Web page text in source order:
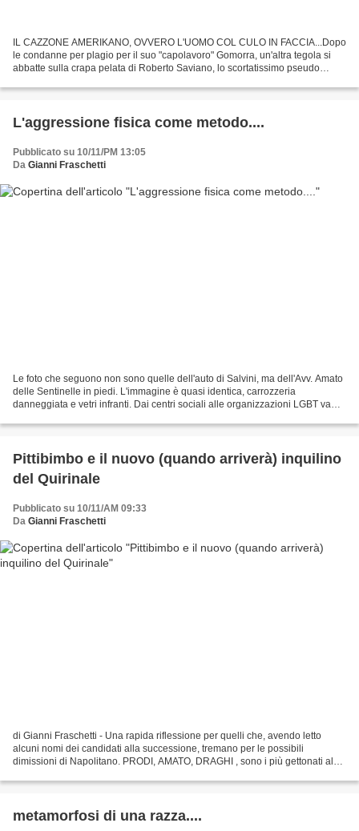
IL CAZZONE AMERIKANO, OVVERO L'UOMO COL CULO IN FACCIA...Dopo
le condanne per plagio per il suo "capolavoro" Gomorra, un'altra tegola si
abbatte sulla crapa pelata di Roberto Saviano, lo scortatissimo pseudo
L'aggressione fisica come metodo....
Pubblicato su 10/11/PM 13:05
Da Gianni Fraschetti
Le foto che seguono non sono quelle dell'auto di Salvini, ma dell'Avv. Amato
delle Sentinelle in piedi. L'immagine è quasi identica, carrozzeria
danneggiata e vetri infranti. Dai centri sociali alle organizzazioni LGBT va
Pittibimbo e il nuovo (quando arriverà) inquilino
del Quirinale
Pubblicato su 10/11/AM 09:33
Da Gianni Fraschetti
di Gianni Fraschetti - Una rapida riflessione per quelli che, avendo letto
alcuni nomi dei candidati alla successione, tremano per le possibili
dimissioni di Napolitano. PRODI, AMATO, DRAGHI , sono i più gettonati al
metamorfosi di una razza....